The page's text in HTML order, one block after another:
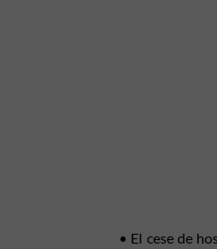
• El cese de